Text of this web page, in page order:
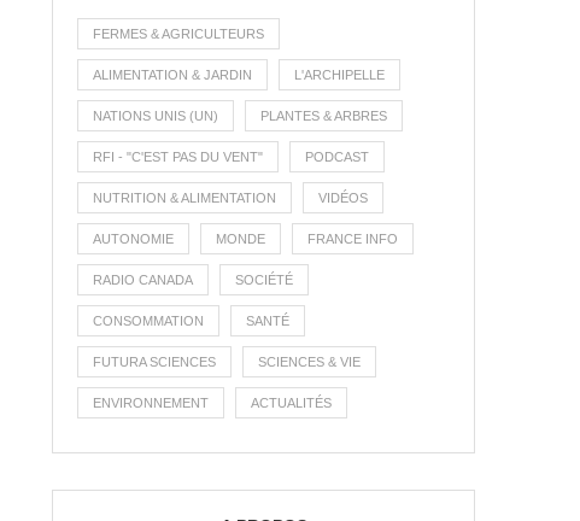
FERMES & AGRICULTEURS
ALIMENTATION & JARDIN L'ARCHIPELLE
NATIONS UNIS (UN) PLANTES & ARBRES
RFI - "C'EST PAS DU VENT" PODCAST
NUTRITION & ALIMENTATION VIDÉOS
AUTONOMIE MONDE FRANCE INFO
RADIO CANADA SOCIÉTÉ
CONSOMMATION SANTÉ
FUTURA SCIENCES SCIENCES & VIE
ENVIRONNEMENT ACTUALITÉS